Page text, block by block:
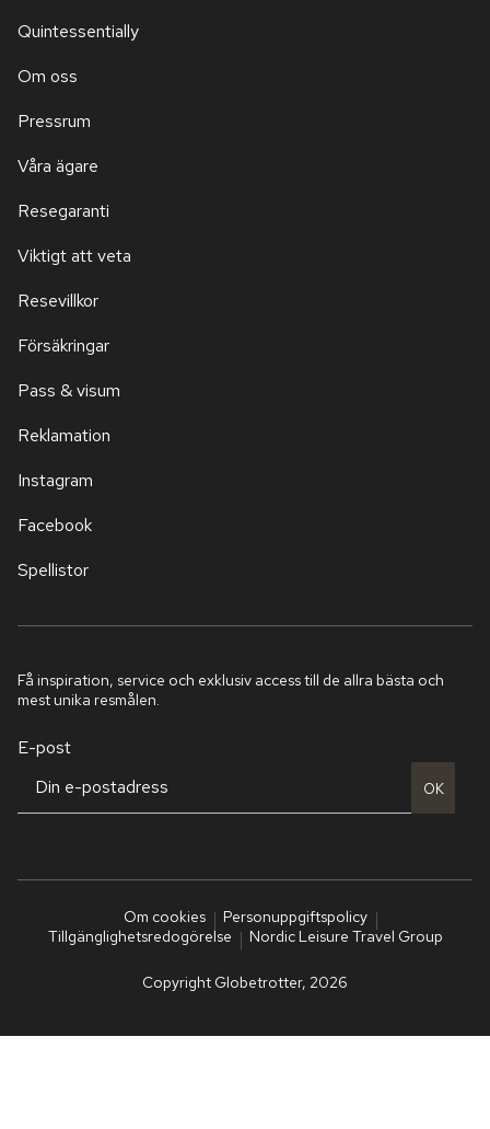
Quintessentially
Om oss
Pressrum
Våra ägare
Resegaranti
Viktigt att veta
Resevillkor
Försäkringar
Pass & visum
Reklamation
Instagram
Facebook
Spellistor
Få inspiration, service och exklusiv access till de allra bästa och
mest unika resmålen.
E-post
OK
Om cookies
Personuppgiftspolicy
Tillgänglighetsredogörelse
Nordic Leisure Travel Group
Copyright Globetrotter, 2026